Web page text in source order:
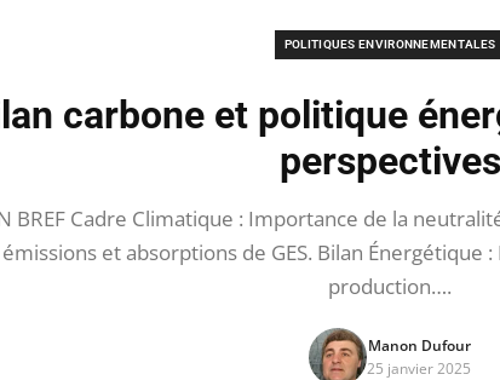
POLITIQUES ENVIRONNEMENTALES
carbone et politique
perspectives
BREF Cadre Climatique : Importance de la
émissions et absorptions de GES. Bilan Énergétique
production….
Manon Dufour
25 janvier 2025